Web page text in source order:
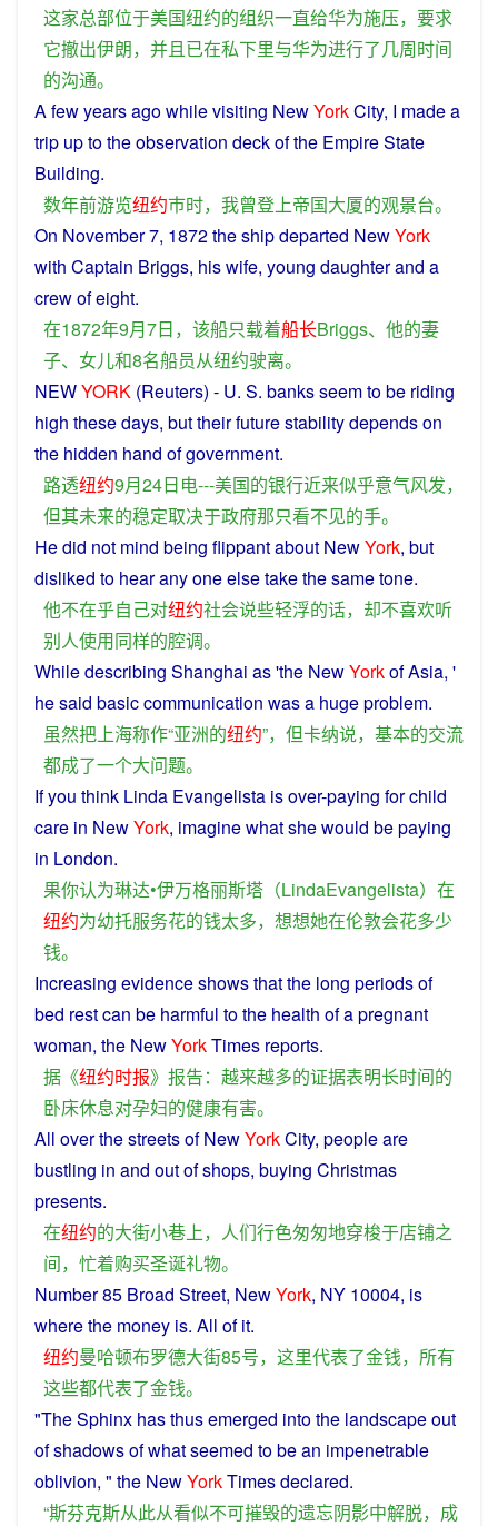
这家总部位于美国纽约的组织一直给华为施压， 要求
它撤出伊朗， 并且已在私下里与华为进行了几周时间
的沟通。
Afewyearsagowhilevisiting NewYorkCity, I madea
trip upto theobservation deckofthe EmpireState
Building.
数年前游览纽约巿时， 我曾登上帝国大厦的观景台。
On November 7, 1872 the shipdeparted NewYork
with Captain Briggs, hiswife, young daughterand a
crewofeight.
在1872年9月7日， 该船只载着船长Briggs、 他的妻
子、 女儿和8名船员从纽约驶离。
NEWYORK (Reuters) - U. S. banksseem to be riding
high thesedays, buttheirfuturestabilitydependson
the hidden hand ofgovernment.
路透纽约9月24日电---美国的银行近来似乎意气风发，
但其未来的稳定取决于政府那只看不见的手。
Hedid not mind being flippant about NewYork, but
disliked to hearany oneelsetakethesametone.
他不在乎自己对纽约社会说些轻浮的话， 却不喜欢听
别人使用同样的腔调。
Whiledescribing Shanghai as'the NewYorkofAsia, '
hesaid basiccommunication wasa hugeproblem.
虽然把上海称作“亚洲的纽约”， 但卡纳说， 基本的交流
都成了一个大问题。
Ifyou think Linda Evangelista isover-paying forchild
care in NewYork, imaginewhatshewould bepaying
in London.
果你认为琳达•伊万格丽斯塔（LindaEvangelista） 在
纽约为幼托服务花的钱太多， 想想她在伦敦会花多少
钱。
Increasing evidenceshowsthatthe long periods of
bed restcan be harmful tothe health ofapregnant
woman, the NewYorkTimes reports.
据 《纽约时报》 报告： 越来越多的证据表明长时间的
卧床休息对孕妇的健康有害。
All overthestreetsofNewYorkCity, peopleare
bustling in and outofshops, buying Christmas
presents.
在纽约的大街小巷上， 人们行色匆匆地穿梭于店铺之
间， 忙着购买圣诞礼物。
Number85 Broad Street, NewYork, NY 10004, is
wherethe money is. All ofit.
纽约曼哈顿布罗德大街85号， 这里代表了金钱， 所有
这些都代表了金钱。
"TheSphinx hasthusemerged into the landscapeout
ofshadowsof whatseemed tobean impenetrable
oblivion, " the NewYorkTimesdeclared.
“斯芬克斯从此从看似不可摧毁的遗忘阴影中解脱， 成